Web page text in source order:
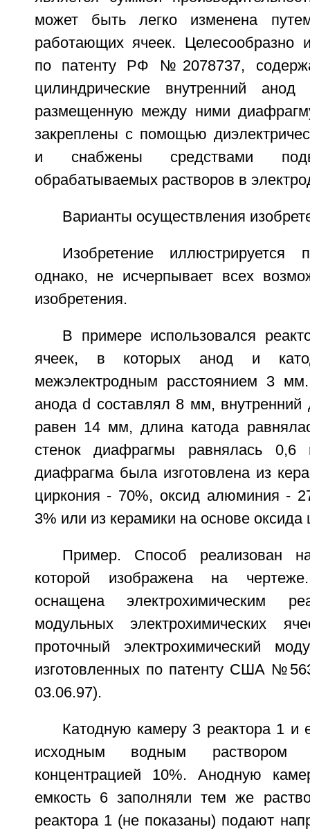
может быть легко изменена
работающих ячеек. Целесообразно
по патенту РФ №2078737,
цилиндрические внутренний
размещенную между ними
закреплены с помощью
и снабжены средствами
обрабатываемых растворов в
Варианты осуществления
Изобретение иллюстрируется
однако, не исчерпывает всех
изобретения.
В примере использовался
ячеек, в которых анод и
межэлектродным расстоянием 3
анода d составлял 8 мм,
равен 14 мм, длина катода
стенок диафрагмы равнялась 0,6
диафрагма была изготовлена из
циркония - 70%, оксид алюминия -
3% или из керамики на основе оксида
Пример. Способ реализован
которой изображена на
оснащена электрохимическим
модульных электрохимических
проточный электрохимический
изготовленных по патенту США
03.06.97).
Катодную камеру 3 реактора 1 и
исходным водным раствором
концентрацией 10%. Анодную
емкость 6 заполняли тем же
реактора 1 (не показаны) подают